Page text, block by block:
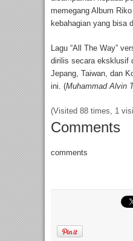
memegang Album
kebahagian yang bisa
Lagu “All The Way”
dirilis secara eksklusif
Jepang, Taiwan, dan
ini. (Muhammad Alvin
(Visited 88 times, 1
Comments
comments